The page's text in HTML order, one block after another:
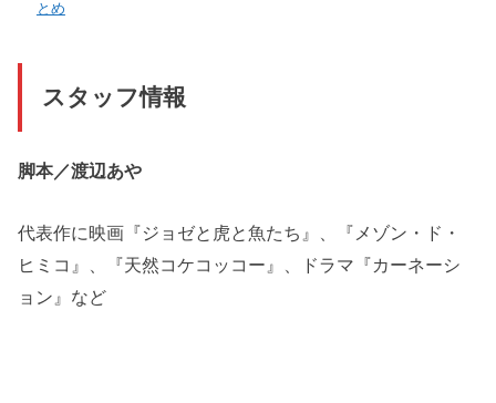
とめ
スタッフ情報
脚本／渡辺あや
代表作に映画『ジョゼと虎と魚たち』、『メゾン・ド・
ヒミコ』、『天然コケコッコー』、ドラマ『カーネーシ
ョン』など